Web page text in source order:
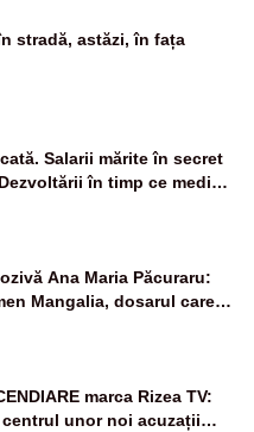
stradă, astăzi, în fața
Salarii mărite în secret
în timp ce medicii
Ana Maria Păcuraru:
Mangalia, dosarul care
României
marca Rizea TV:
centrul unor noi acuzații